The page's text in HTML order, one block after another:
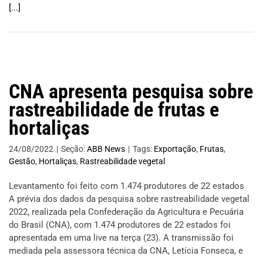
[...]
CNA apresenta pesquisa sobre
rastreabilidade de frutas e
hortaliças
24/08/2022 | Seção:ABB News | Tags: Exportação, Frutas,
Gestão, Hortaliças, Rastreabilidade vegetal
Levantamento foi feito com 1.474 produtores de 22 estados
A prévia dos dados da pesquisa sobre rastreabilidade vegetal
2022, realizada pela Confederação da Agricultura e Pecuária
do Brasil (CNA), com 1.474 produtores de 22 estados foi
apresentada em uma live na terça (23). A transmissão foi
mediada pela assessora técnica da CNA, Letícia Fonseca, e